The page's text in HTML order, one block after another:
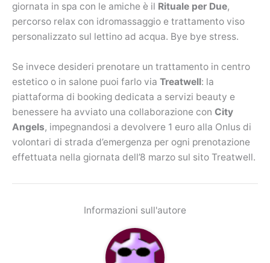
giornata in spa con le amiche è il Rituale per Due,
percorso relax con idromassaggio e trattamento viso
personalizzato sul lettino ad acqua. Bye bye stress.
Se invece desideri prenotare un trattamento in centro
estetico o in salone puoi farlo via Treatwell: la
piattaforma di booking dedicata a servizi beauty e
benessere ha avviato una collaborazione con City
Angels, impegnandosi a devolvere 1 euro alla Onlus di
volontari di strada d’emergenza per ogni prenotazione
effettuata nella giornata dell’8 marzo sul sito Treatwell.
Informazioni sull'autore